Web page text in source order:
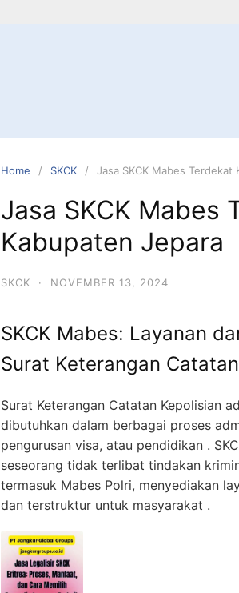
Home SKCK Jasa SKCK Mabes Terdekat
Jasa SKCK Mabes
Kabupaten Jepara
SKCK · NOVEMBER 13, 2024
SKCK Mabes: Layanan
Surat Keterangan
Surat Keterangan Catatan Kepolisian
dibutuhkan dalam berbagai proses
pengurusan visa, atau pendidikan .
seseorang tidak terlibat tindakan
termasuk Mabes Polri, menyediakan
dan terstruktur untuk masyarakat .